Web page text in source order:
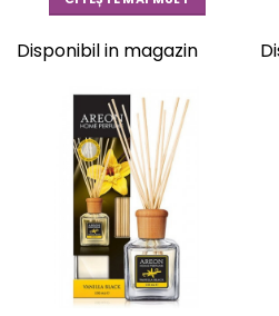
Disponibil in magazin